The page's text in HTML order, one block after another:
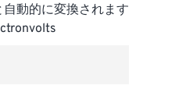
動的に変換されます